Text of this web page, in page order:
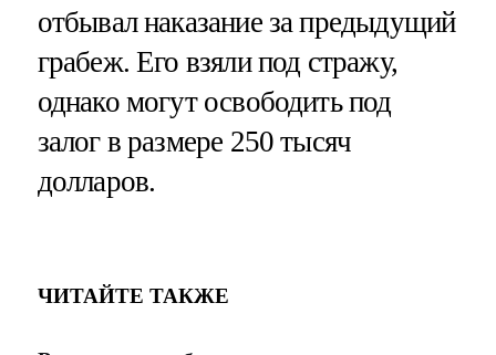
отбывал наказание за предыдущий
грабеж. Его взяли под стражу,
однако могут освободить под
залог в размере 250 тысяч
долларов.
ЧИТАЙТЕ ТАКЖЕ